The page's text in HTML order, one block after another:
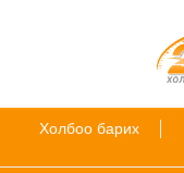
Холбоо барих